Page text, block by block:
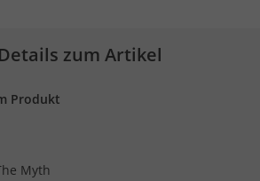
zum Artikel
Produkt
Myth